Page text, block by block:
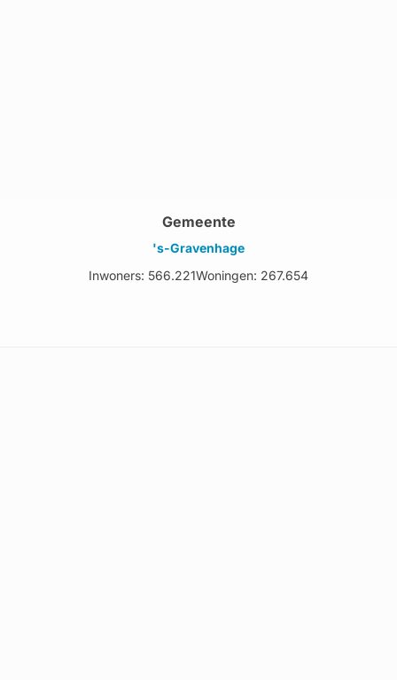
Gemeente
's-Gravenhage
Inwoners: 566.221Woningen: 267.654